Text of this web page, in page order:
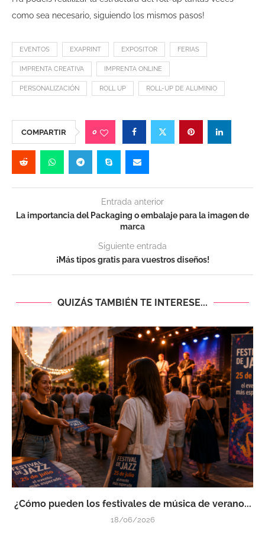
como sea necesario, siguiendo los mismos pasos!
EVENTOS EXAPRINT EXPOSITOR FERIAS
IMPRENTA CREATIVA IMPRENTA ONLINE
PERSONALIZACIÓN ROLL UP ROLL-UP DE ALUMINIO
COMPARTIR 0
Entrada anterior
La importancia del Packaging o embalaje para la imagen de
marca
Siguiente entrada
¡Más tipos gratis para vuestros diseños!
QUIZÁS TAMBIÉN TE INTERESE...
¿Cómo pueden los festivales de música de verano...
18/06/2026